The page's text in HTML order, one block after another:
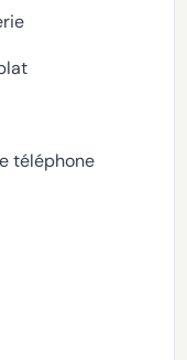
téléphone